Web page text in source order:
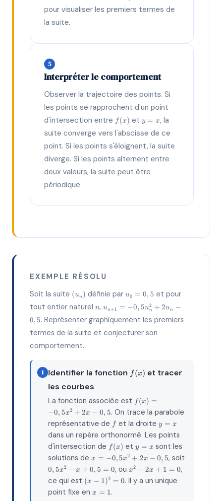
pour visualiser les premiers termes de
la suite.
5
Interpréter le comportement
Observer la trajectoire des points. Si
les points se rapprochent d'un point
d'intersection entre f(x)
f(x) et y=x
y = x, la
suite converge vers l'abscisse de ce
point. Si les points s'éloignent, la suite
diverge. Si les points alternent entre
deux valeurs, la suite peut être
périodique.
EXEMPLE RÉSOLU
Soit la suite (u_n)
(un ) définie par u_0
=
0,5
u0 = 0, 5 et pour
tout entier naturel n
n, u_{n+1}
=
-0,5u_n^2
+ 2u_n -
un+1 = −0, 5un
2 + 2un
−
0, 5. Représenter graphiquement les premiers
termes de la suite et conjecturer son
comportement.
1 Identifier la fonction f(x)
f(x) et tracer
les courbes
La fonction associée est f(x) =
-0,5x^2
+ 2x -
0,5
f(x) =
−0, 5x2 + 2x − 0, 5. On trace la parabole
représentative de ffet la droite y=x
y = x
dans un repère orthonormé. Les points
d'intersection de f(x)
f(x) et y=x
y = x sont les
solutions dex =
-0,5x^2
+ 2x -
0,5
x = −0,5x2 + 2x − 0, 5, soit
0, 5x2 − x + 0, 5 = 0, ou x^2
-
2x
x2 − 2x + 1 = 0,
ce qui est (x-
1)^2
= 0
(x − 1)2 = 0. Il y a un unique
point fixe enx=1
x = 1.